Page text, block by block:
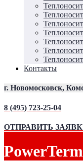
Контакты
г. Новомосковск,
8 (495) 723-25-04
ОТПРАВИТЬ
PowerTerm